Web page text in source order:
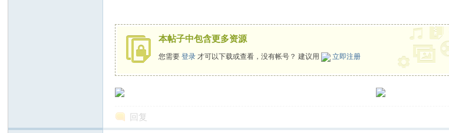
本帖子中包含更多资源
您需要登录 才可以下载或查看，没有帐号？ 建议用 立即注册
回复